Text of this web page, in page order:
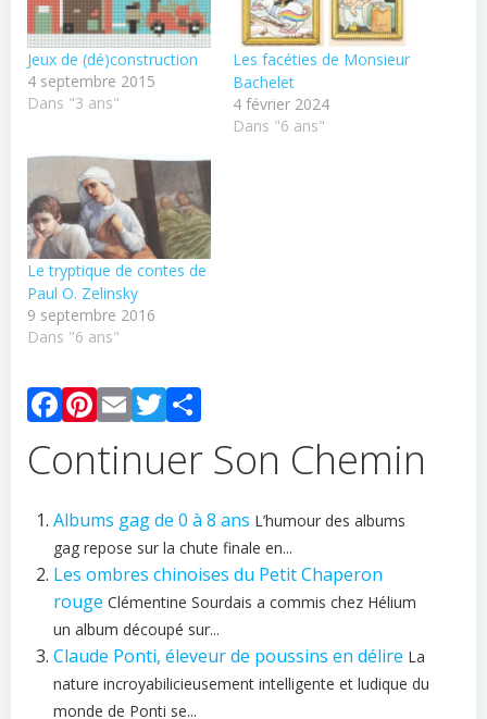
Jeux de (dé)construction
4 septembre 2015
Dans "3 ans"
Les facéties de Monsieur
Bachelet
4 février 2024
Dans "6 ans"
Le tryptique de contes de
Paul O. Zelinsky
9 septembre 2016
Dans "6 ans"
Facebook
Pinterest
EmailTwitter
Continuer Son Chemin
Albums gag de 0 à 8 ans L’humour des albums
gag repose sur la chute finale en...
Les ombres chinoises du Petit Chaperon
rouge Clémentine Sourdais a commis chez Hélium
un album découpé sur...
Claude Ponti, éleveur de poussins en délire La
nature incroyabilicieusement intelligente et ludique du
monde de Ponti se...